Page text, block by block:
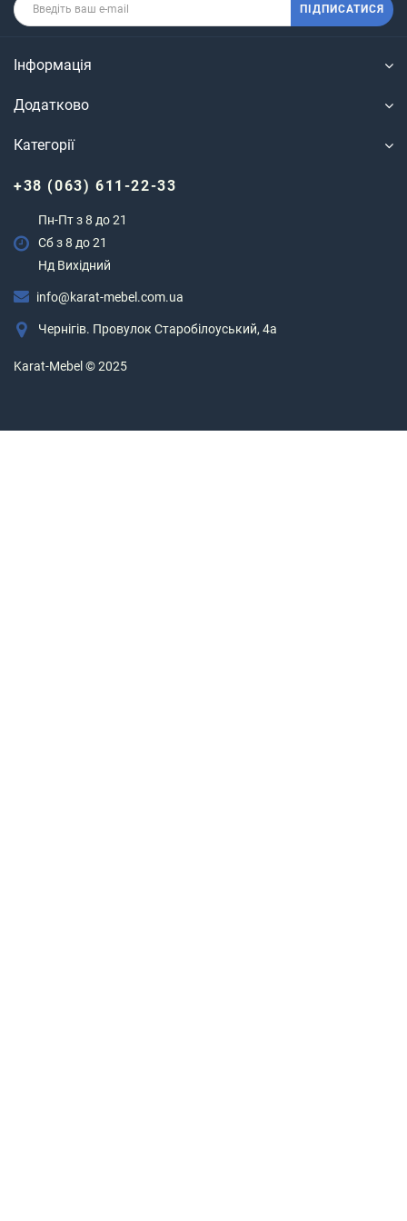
ПІДПИСАТИСЯ
Інформація
Додатково
Категорії
+38 (063) 611-22-33
Пн-Пт з 8 до 21
Сб з 8 до 21
Нд Вихідний
info@karat-mebel.com.ua
Чернігів. Провулок Старобілоуський, 4а
Karat-Mebel © 2025